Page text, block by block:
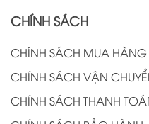
CHÍNH SÁCH
CHÍNH SÁCH MUA HÀNG
CHÍNH SÁCH VẬN
CHÍNH SÁCH THANH